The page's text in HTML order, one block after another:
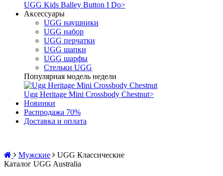
UGG Kids Balley Button I Do>
Аксессуары
UGG наушники
UGG набор
UGG перчатки
UGG шапки
UGG шарфы
Стельки UGG
Популярная модель недели
Ugg Heritage Mini Crossbody Chestnut>
Новинки
Распродажа 70%
Доставка и оплата
Мужские
UGG Классические
Каталог UGG Australia